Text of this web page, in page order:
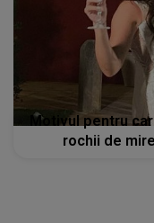
Motivul pentru
rochii de